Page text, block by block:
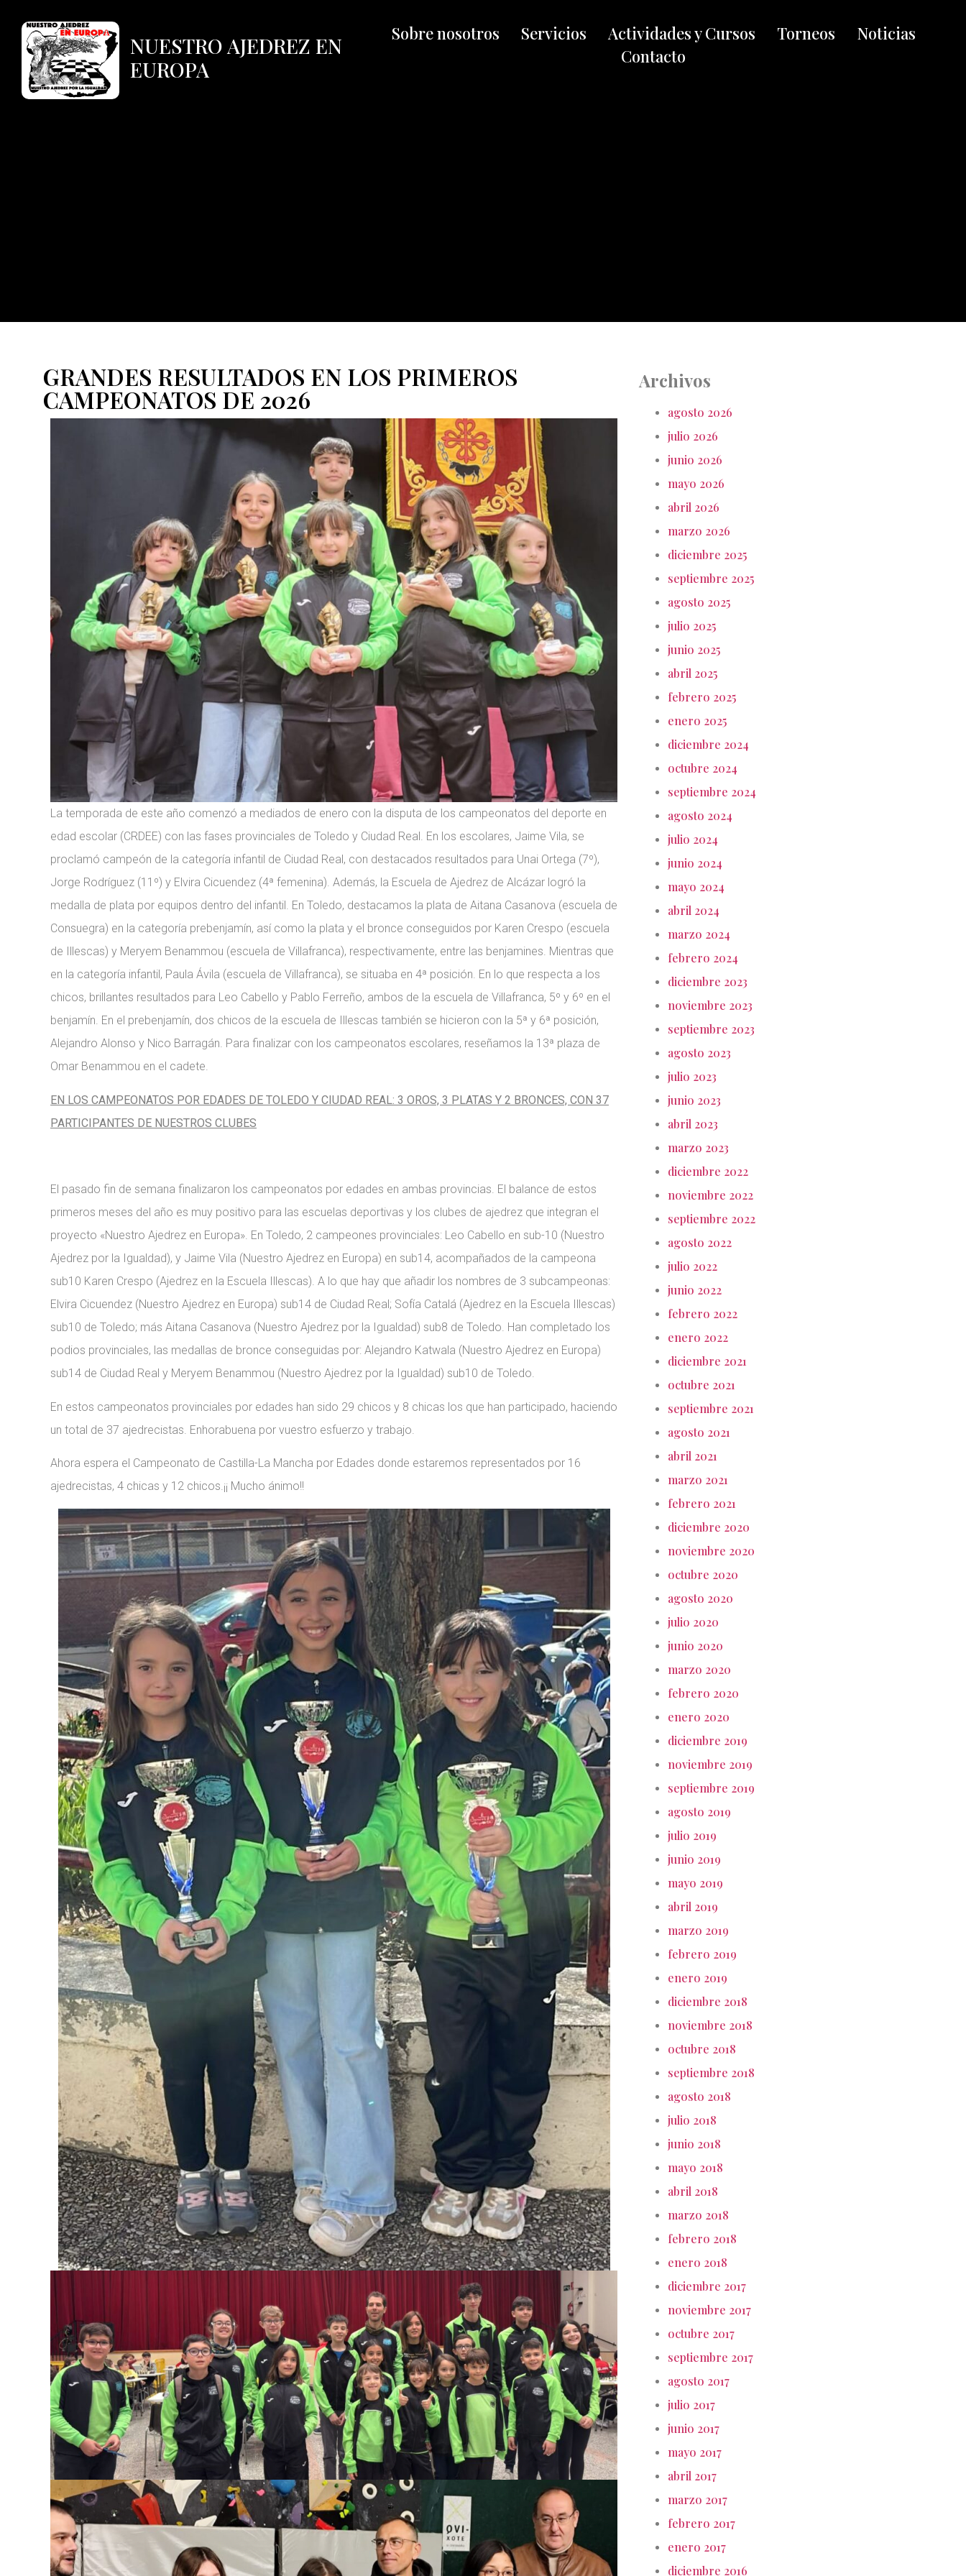
NUESTRO AJEDREZ EN
EUROPA
Sobre nosotros Servicios Actividades y Cursos Torneos
Noticias
Contacto
GRANDES RESULTADOS EN LOS PRIMEROS
CAMPEONATOS DE 2026
La temporada de este año comenzó a mediados de enero con la disputa de los campeonatos del deporte en
edad escolar (CRDEE) con las fases provinciales de Toledo y Ciudad Real. En los escolares, Jaime Vila, se
proclamó campeón de la categoría infantil de Ciudad Real, con destacados resultados para Unai Ortega (7º),
Jorge Rodríguez (11º) y Elvira Cicuendez (4ª femenina). Además, la Escuela de Ajedrez de Alcázar logró la
medalla de plata por equipos dentro del infantil. En Toledo, destacamos la plata de Aitana Casanova (escuela de
Consuegra) en la categoría prebenjamín, así como la plata y el bronce conseguidos por Karen Crespo (escuela
de Illescas) y Meryem Benammou (escuela de Villafranca), respectivamente, entre las benjamines. Mientras que
en la categoría infantil, Paula Ávila (escuela de Villafranca), se situaba en 4ª posición. En lo que respecta a los
chicos, brillantes resultados para Leo Cabello y Pablo Ferreño, ambos de la escuela de Villafranca, 5º y 6º en el
benjamín. En el prebenjamín, dos chicos de la escuela de Illescas también se hicieron con la 5ª y 6ª posición,
Alejandro Alonso y Nico Barragán. Para finalizar con los campeonatos escolares, reseñamos la 13ª plaza de
Omar Benammou en el cadete.
EN LOS CAMPEONATOS POR EDADES DE TOLEDO Y CIUDAD REAL: 3 OROS, 3 PLATAS Y 2 BRONCES, CON 37
PARTICIPANTES DE NUESTROS CLUBES
El pasado fin de semana finalizaron los campeonatos por edades en ambas provincias. El balance de estos
primeros meses del año es muy positivo para las escuelas deportivas y los clubes de ajedrez que integran el
proyecto «Nuestro Ajedrez en Europa». En Toledo, 2 campeones provinciales: Leo Cabello en sub-10 (Nuestro
Ajedrez por la Igualdad), y Jaime Vila (Nuestro Ajedrez en Europa) en sub14, acompañados de la campeona
sub10 Karen Crespo (Ajedrez en la Escuela Illescas). A lo que hay que añadir los nombres de 3 subcampeonas:
Elvira Cicuendez (Nuestro Ajedrez en Europa) sub14 de Ciudad Real; Sofía Catalá (Ajedrez en la Escuela Illescas)
sub10 de Toledo; más Aitana Casanova (Nuestro Ajedrez por la Igualdad) sub8 de Toledo. Han completado los
podios provinciales, las medallas de bronce conseguidas por: Alejandro Katwala (Nuestro Ajedrez en Europa)
sub14 de Ciudad Real y Meryem Benammou (Nuestro Ajedrez por la Igualdad) sub10 de Toledo.
En estos campeonatos provinciales por edades han sido 29 chicos y 8 chicas los que han participado, haciendo
un total de 37 ajedrecistas. Enhorabuena por vuestro esfuerzo y trabajo.
Ahora espera el Campeonato de Castilla-La Mancha por Edades donde estaremos representados por 16
ajedrecistas, 4 chicas y 12 chicos.¡¡ Mucho ánimo!!
Archivos
agosto 2026
julio 2026
junio 2026
mayo 2026
abril 2026
marzo 2026
diciembre 2025
septiembre 2025
agosto 2025
julio 2025
junio 2025
abril 2025
febrero 2025
enero 2025
diciembre 2024
octubre 2024
septiembre 2024
agosto 2024
julio 2024
junio 2024
mayo 2024
abril 2024
marzo 2024
febrero 2024
diciembre 2023
noviembre 2023
septiembre 2023
agosto 2023
julio 2023
junio 2023
abril 2023
marzo 2023
diciembre 2022
noviembre 2022
septiembre 2022
agosto 2022
julio 2022
junio 2022
febrero 2022
enero 2022
diciembre 2021
octubre 2021
septiembre 2021
agosto 2021
abril 2021
marzo 2021
febrero 2021
diciembre 2020
noviembre 2020
octubre 2020
agosto 2020
julio 2020
junio 2020
marzo 2020
febrero 2020
enero 2020
diciembre 2019
noviembre 2019
septiembre 2019
agosto 2019
julio 2019
junio 2019
mayo 2019
abril 2019
marzo 2019
febrero 2019
enero 2019
diciembre 2018
noviembre 2018
octubre 2018
septiembre 2018
agosto 2018
julio 2018
junio 2018
mayo 2018
abril 2018
marzo 2018
febrero 2018
enero 2018
diciembre 2017
noviembre 2017
octubre 2017
septiembre 2017
agosto 2017
julio 2017
junio 2017
mayo 2017
abril 2017
marzo 2017
febrero 2017
enero 2017
diciembre 2016